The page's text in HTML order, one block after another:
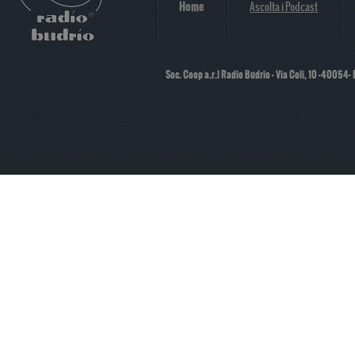
Home Ascolta i Podcast
Soc. Coop a.r.l Radio Budrio - Via Coli, 10 -40054-